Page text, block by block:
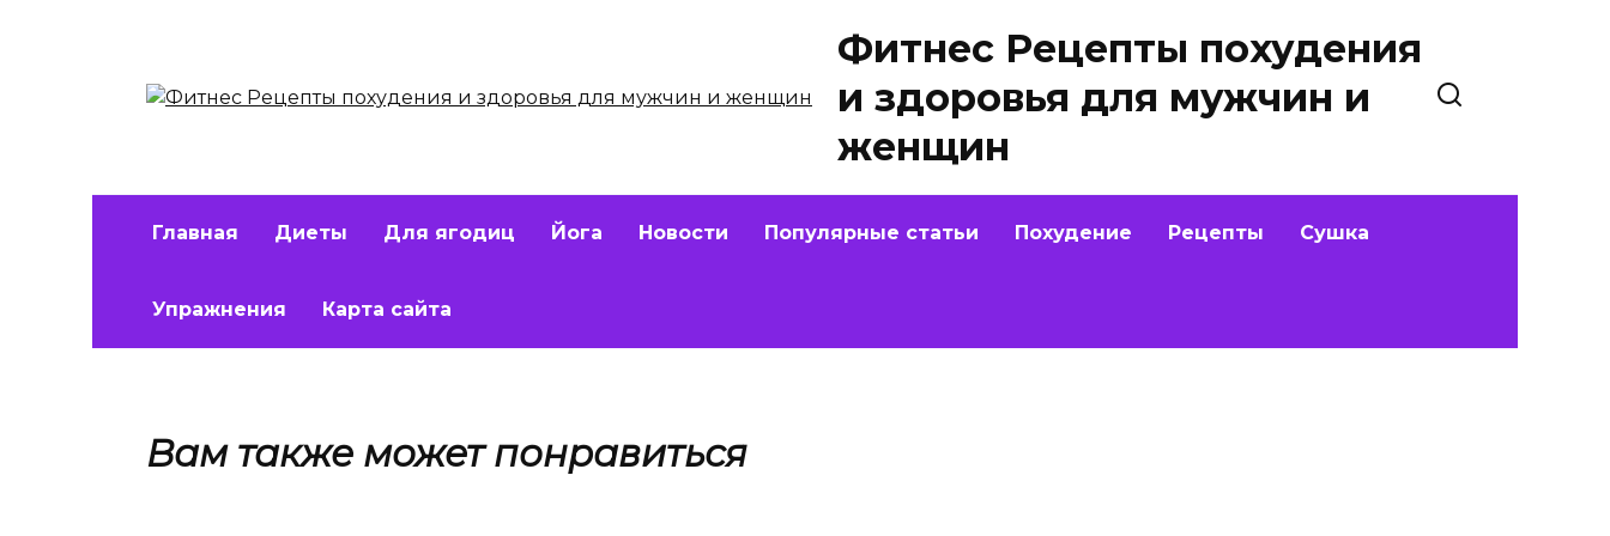
Фитнес Рецепты похудения
и здоровья для мужчин и
женщин
Главная Диеты Для ягодиц Йога Новости Популярные статьи Похудение Рецепты Сушка
Упражнения Карта сайта
Вам также может понравиться